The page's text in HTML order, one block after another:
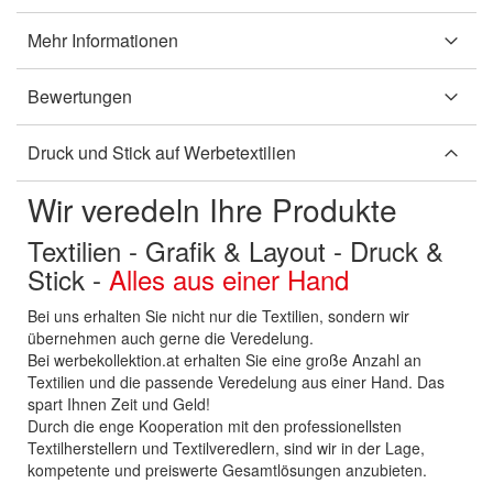
Mehr Informationen
Bewertungen
Druck und Stick auf Werbetextilien
Wir veredeln Ihre Produkte
Textilien - Grafik & Layout - Druck &
Stick - Alles aus einer Hand
Bei uns erhalten Sie nicht nur die Textilien, sondern wir
übernehmen auch gerne die Veredelung.
Bei werbekollektion.at erhalten Sie eine große Anzahl an
Textilien und die passende Veredelung aus einer Hand. Das
spart Ihnen Zeit und Geld!
Durch die enge Kooperation mit den professionellsten
Textilherstellern und Textilveredlern, sind wir in der Lage,
kompetente und preiswerte Gesamtlösungen anzubieten.